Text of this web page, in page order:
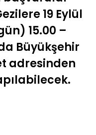
19 Eylül
15.00 –
Büyükşehir
adresinden